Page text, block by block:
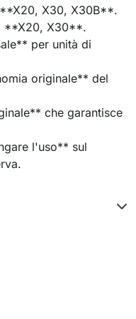
X30, X30B**.
**X20, X30**.
per unità di
originale** del
che garantisce
l'uso** sul